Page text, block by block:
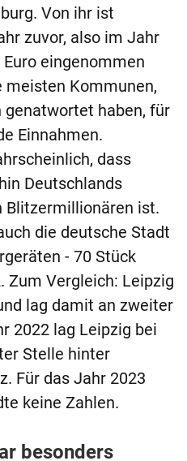
Von ihr ist
zuvor, also im Jahr
eingenommen
meisten Kommunen,
haben, für
Einnahmen.
dass
Deutschlands
Blitzermillionären ist.
die deutsche Stadt
- 70 Stück
Zum Vergleich: Leipzig
lag damit an zweiter
2022 lag Leipzig bei
Stelle hinter
Für das Jahr 2023
keine Zahlen.
besonders